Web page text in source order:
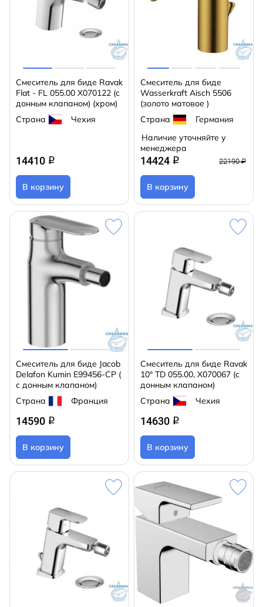
Смеситель для биде Ravak
Flat - FL 055.00 X070122 (с
донным клапаном) (хром)
Страна
Чехия
14410 q
В корзину
Смеситель для биде
Wasserkraft Aisch 5506
(золото матовое )
Страна
Германия
Наличие уточняйте у
менеджера
14424 q 22190 ₽
В корзину
Смеситель для биде Jacob
Delafon Kumin E99456-CP (
с донным клапаном)
Страна
Франция
14590 q
В корзину
Смеситель для биде Ravak
10° TD 055.00, X070067 (с
донным клапаном)
Страна
Чехия
14630 q
В корзину